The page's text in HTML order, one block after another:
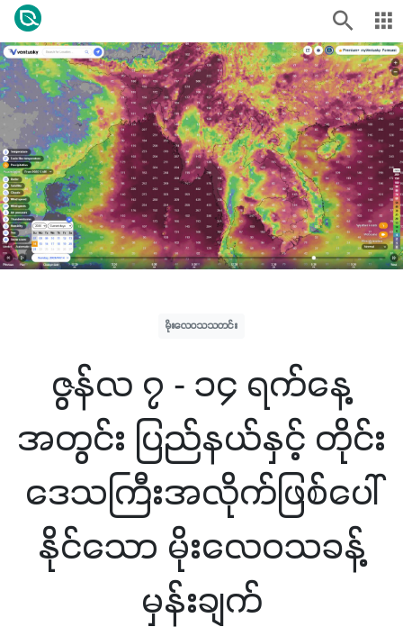
မိုးလေဝသသတင်း
ဇွန်လ ၇ - ၁၄ ရက်နေ့
အတွင်း ပြည်နယ်နှင့် တိုင်း
ဒေသကြီးအလိုက်ဖြစ်ပေါ်
နိုင်သော မိုးလေဝသခန့်
မှန်းချက်